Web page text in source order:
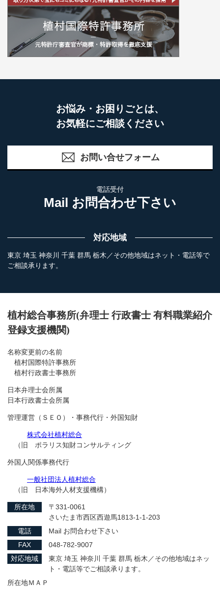
お悩み・お困りごとは、
お気軽にご相談ください
お問い合せフォーム
電話受付
Mail お問合わせ下さい
対応地域
東京 埼玉 神奈川 千葉 群馬 栃木／その他地域はネット・電話等で
ご相談承ります。
植村総合事務所(弁理士 行政書士 有料職業紹介
登録支援機関)
名称変更前の名前
植村国際特許事務所
植村行政書士事務所
日本弁理士会所属
日本行政書士会所属
管理運営（ＳＥＯ）・事務代行・外国知財
株式会社植村総合
（旧 ポラリス知財コンサルティング
外国人関係事務代行
一般社団法人植村総合
（旧 日本海外人材支援機構）
所在地
〒331-0061
さいたま市西区西遊馬1813-1-1-203
電話
Mail お問合わせ下さい
FAX
048-782-9007
対応地域
東京 埼玉 神奈川 千葉 群馬 栃木／その他地域はネッ
ト・電話等でご相談承ります。
所在地ＭＡＰ